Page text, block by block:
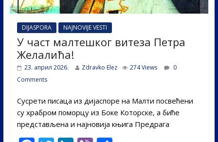
DIJASPORA NAJNOVIJE VESTI
У част малтешког витеза Петра
Желалића!
23. април 2026. Zdravko Elez 274 Views
0
Comments
Сусрети писаца из дијаспоре на Малти посвећени
су храбром поморцу из Боке Которске, а биће
представљена и најновија књига Предрага